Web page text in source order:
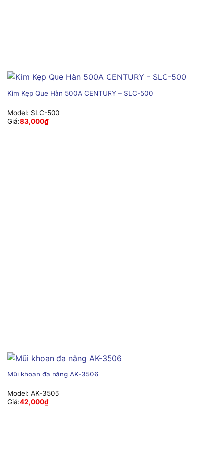
Kìm Kẹp Que Hàn 500A CENTURY – SLC-500
Model: SLC-500
Giá:83,000₫
Mũi khoan đa năng AK-3506
Model: AK-3506
Giá:42,000₫